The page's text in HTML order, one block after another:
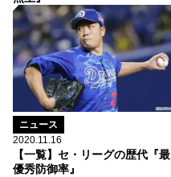
ニュース
2020.11.16
【一覧】セ・リーグの歴代『最
優秀防御率』